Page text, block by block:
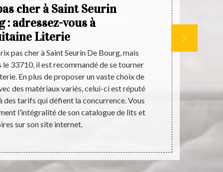
cher à Saint Seurin
: adressez-vous à
Literie
pas cher à Saint Seurin De Bourg, mais
le 33710, il est recommandé de se tourner
En plus de proposer un vaste choix de
des matériaux variés, celui-ci est réputé
des tarifs qui défient la concurrence. Vous
l’intégralité de son catalogue de lits et
sur son site internet.
La solidité